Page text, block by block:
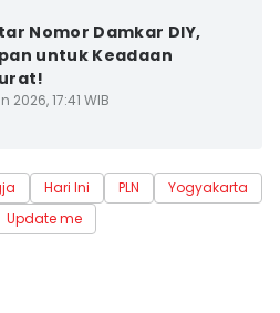
Nomor Damkar DIY,
untuk Keadaan
2026, 17:41 WIB
Hari Ini PLN Yogyakarta
Update me